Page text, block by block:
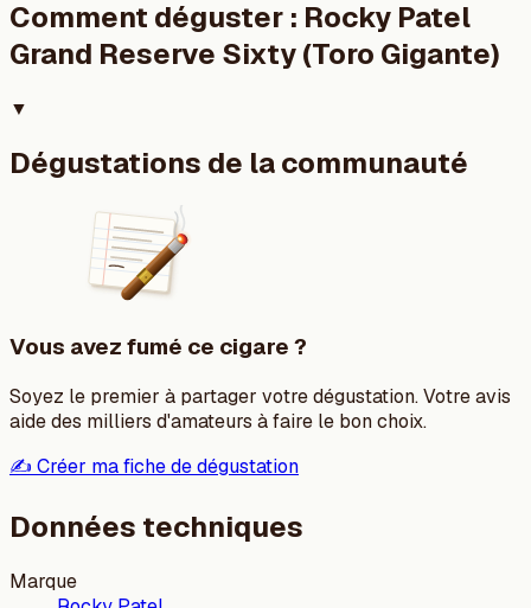
Comment déguster : Rocky Patel
Grand Reserve Sixty (Toro Gigante)
▼
Dégustations de la communauté
Vous avez fumé ce cigare ?
Soyez le premier à partager votre dégustation. Votre avis
aide des milliers d'amateurs à faire le bon choix.
✍️ Créer ma fiche de dégustation
Données techniques
Marque